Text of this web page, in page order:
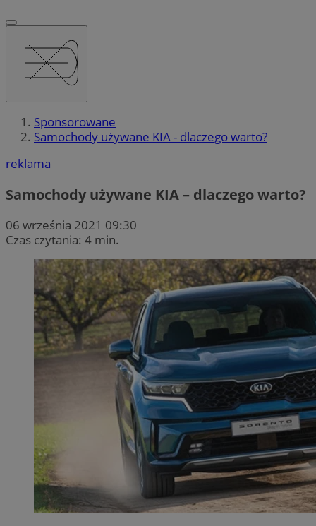
Sponsorowane
Samochody używane KIA - dlaczego warto?
reklama
Samochody używane KIA – dlaczego warto?
06 września 2021 09:30
Czas czytania: 4 min.